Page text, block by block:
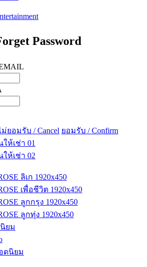
Password
ม่ยอมรับ / Cancel ยอมรับ / Confirm